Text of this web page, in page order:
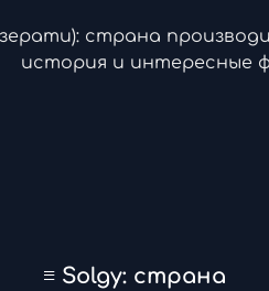
страна
история и интересные
≡ Solgy: страна